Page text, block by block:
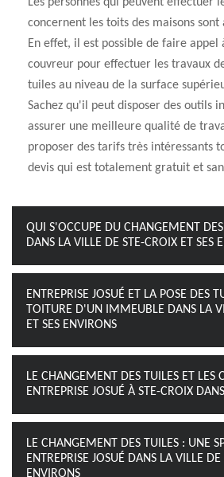
concernent les toits des maisons sont
En effet, il est possible de faire appel
couvreur pour effectuer les travaux
tuiles au niveau de la surface
Sachez qu'il peut disposer des outils
assurer une meilleure qualité de
proposer des tarifs très intéressants
devis qui est totalement gratuit et
QUI S'OCCUPE DU CHANGEMENT
DANS LA VILLE DE STE-CROIX ET SES
ENTREPRISE JOSUÉ ET LA POSE DES
TOITURE D'UN IMMEUBLE DANS LA
ET SES ENVIRONS
LE CHANGEMENT DES TUILES ET LES
ENTREPRISE JOSUÉ À STE-CROIX
LE CHANGEMENT DES TUILES : UNE
ENTREPRISE JOSUÉ DANS LA VILLE
ENVIRONS